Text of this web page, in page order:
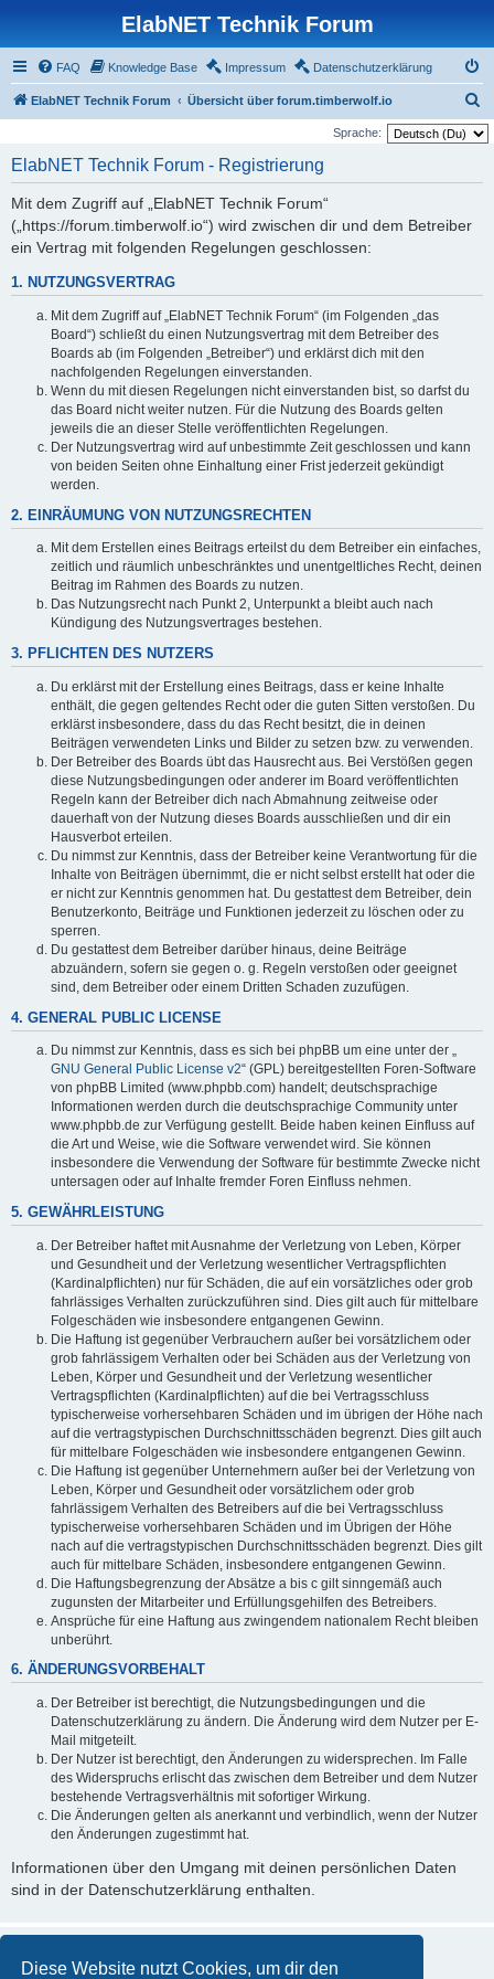
Diese Website nutzt Cookies, um dir den
ElabNET Technik Forum
FAQ Knowledge Base Impressum Datenschutzerklärung
ElabNET Technik Forum Übersicht über forum.timberwolf.io
u
Sprache:
ElabNET Technik Forum - Registrierung
Mit dem Zugriff auf „ElabNET Technik Forum“
(„https://forum.timberwolf.io“) wird zwischen dir und dem Betreiber
ein Vertrag mit folgenden Regelungen geschlossen:
1. NUTZUNGSVERTRAG
Mit dem Zugriff auf „ElabNET Technik Forum“ (im Folgenden „das
Board“) schließt du einen Nutzungsvertrag mit dem Betreiber des
Boards ab (im Folgenden „Betreiber“) und erklärst dich mit den
nachfolgenden Regelungen einverstanden.
Wenn du mit diesen Regelungen nicht einverstanden bist, so darfst du
das Board nicht weiter nutzen. Für die Nutzung des Boards gelten
jeweils die an dieser Stelle veröffentlichten Regelungen.
Der Nutzungsvertrag wird auf unbestimmte Zeit geschlossen und kann
von beiden Seiten ohne Einhaltung einer Frist jederzeit gekündigt
werden.
2. EINRÄUMUNG VON NUTZUNGSRECHTEN
Mit dem Erstellen eines Beitrags erteilst du dem Betreiber ein einfaches,
zeitlich und räumlich unbeschränktes und unentgeltliches Recht, deinen
Beitrag im Rahmen des Boards zu nutzen.
Das Nutzungsrecht nach Punkt 2, Unterpunkt a bleibt auch nach
Kündigung des Nutzungsvertrages bestehen.
3. PFLICHTEN DES NUTZERS
Du erklärst mit der Erstellung eines Beitrags, dass er keine Inhalte
enthält, die gegen geltendes Recht oder die guten Sitten verstoßen. Du
erklärst insbesondere, dass du das Recht besitzt, die in deinen
Beiträgen verwendeten Links und Bilder zu setzen bzw. zu verwenden.
Der Betreiber des Boards übt das Hausrecht aus. Bei Verstößen gegen
diese Nutzungsbedingungen oder anderer im Board veröffentlichten
Regeln kann der Betreiber dich nach Abmahnung zeitweise oder
dauerhaft von der Nutzung dieses Boards ausschließen und dir ein
Hausverbot erteilen.
Du nimmst zur Kenntnis, dass der Betreiber keine Verantwortung für die
Inhalte von Beiträgen übernimmt, die er nicht selbst erstellt hat oder die
er nicht zur Kenntnis genommen hat. Du gestattest dem Betreiber, dein
Benutzerkonto, Beiträge und Funktionen jederzeit zu löschen oder zu
sperren.
Du gestattest dem Betreiber darüber hinaus, deine Beiträge
abzuändern, sofern sie gegen o. g. Regeln verstoßen oder geeignet
sind, dem Betreiber oder einem Dritten Schaden zuzufügen.
4. GENERAL PUBLIC LICENSE
Du nimmst zur Kenntnis, dass es sich bei phpBB um eine unter der „
GNU General Public License v2“ (GPL) bereitgestellten Foren-Software
von phpBB Limited (www.phpbb.com) handelt; deutschsprachige
Informationen werden durch die deutschsprachige Community unter
www.phpbb.de zur Verfügung gestellt. Beide haben keinen Einfluss auf
die Art und Weise, wie die Software verwendet wird. Sie können
insbesondere die Verwendung der Software für bestimmte Zwecke nicht
untersagen oder auf Inhalte fremder Foren Einfluss nehmen.
5. GEWÄHRLEISTUNG
Der Betreiber haftet mit Ausnahme der Verletzung von Leben, Körper
und Gesundheit und der Verletzung wesentlicher Vertragspflichten
(Kardinalpflichten) nur für Schäden, die auf ein vorsätzliches oder grob
fahrlässiges Verhalten zurückzuführen sind. Dies gilt auch für mittelbare
Folgeschäden wie insbesondere entgangenen Gewinn.
Die Haftung ist gegenüber Verbrauchern außer bei vorsätzlichem oder
grob fahrlässigem Verhalten oder bei Schäden aus der Verletzung von
Leben, Körper und Gesundheit und der Verletzung wesentlicher
Vertragspflichten (Kardinalpflichten) auf die bei Vertragsschluss
typischerweise vorhersehbaren Schäden und im übrigen der Höhe nach
auf die vertragstypischen Durchschnittsschäden begrenzt. Dies gilt auch
für mittelbare Folgeschäden wie insbesondere entgangenen Gewinn.
Die Haftung ist gegenüber Unternehmern außer bei der Verletzung von
Leben, Körper und Gesundheit oder vorsätzlichem oder grob
fahrlässigem Verhalten des Betreibers auf die bei Vertragsschluss
typischerweise vorhersehbaren Schäden und im Übrigen der Höhe
nach auf die vertragstypischen Durchschnittsschäden begrenzt. Dies gilt
auch für mittelbare Schäden, insbesondere entgangenen Gewinn.
Die Haftungsbegrenzung der Absätze a bis c gilt sinngemäß auch
zugunsten der Mitarbeiter und Erfüllungsgehilfen des Betreibers.
Ansprüche für eine Haftung aus zwingendem nationalem Recht bleiben
unberührt.
6. ÄNDERUNGSVORBEHALT
Der Betreiber ist berechtigt, die Nutzungsbedingungen und die
Datenschutzerklärung zu ändern. Die Änderung wird dem Nutzer per E-
Mail mitgeteilt.
Der Nutzer ist berechtigt, den Änderungen zu widersprechen. Im Falle
des Widerspruchs erlischt das zwischen dem Betreiber und dem Nutzer
bestehende Vertragsverhältnis mit sofortiger Wirkung.
Die Änderungen gelten als anerkannt und verbindlich, wenn der Nutzer
den Änderungen zugestimmt hat.
Informationen über den Umgang mit deinen persönlichen Daten
sind in der Datenschutzerklärung enthalten.